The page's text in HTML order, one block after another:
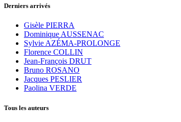
Derniers arrivés
Gisèle PIERRA
Dominique AUSSENAC
Sylvie AZÉMA-PROLONGE
Florence COLLIN
Jean-François DRUT
Bruno ROSANO
Jacques PESLIER
Paolina VERDE
Tous les auteurs